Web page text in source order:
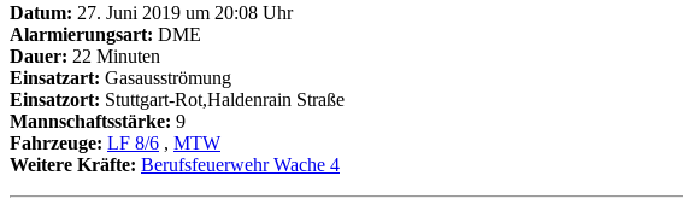
Datum: 27. Juni 2019 um 20:08 Uhr
Alarmierungsart: DME
Dauer: 22 Minuten
Einsatzart: Gasausströmung
Einsatzort: Stuttgart-Rot,Haldenrain Straße
Mannschaftsstärke: 9
Fahrzeuge: LF 8/6 , MTW
Weitere Kräfte: Berufsfeuerwehr Wache 4